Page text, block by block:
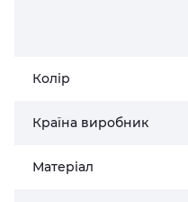
Колір
Країна виробник
Матеріал